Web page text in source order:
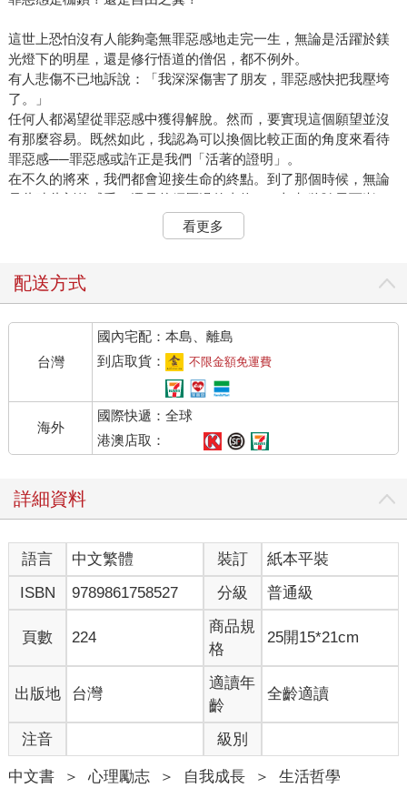
這世上恐怕沒有人能夠毫無罪惡感地走完一生，無論是活躍於鎂
光燈下的明星，還是修行悟道的僧侶，都不例外。
有人悲傷不已地訴說：「我深深傷害了朋友，罪惡感快把我壓垮
了。」
任何人都渴望從罪惡感中獲得解脫。然而，要實現這個願望並沒
有那麼容易。既然如此，我認為可以換個比較正面的角度來看待
罪惡感──罪惡感或許正是我們「活著的證明」。
在不久的將來，我們都會迎接生命的終點。到了那個時候，無論
是此時此刻的感受，還是曾經歷過的事物，一切都將隨風而逝。
這樣想，罪惡感其實也是生命脈動的一部分。比起過著平淡無
奇、毫無情感起伏的人生，內心因悔恨而撕裂成碎片、情感豐富
人之所以產生罪惡感，正是因為「想活得更好」的願望未能如
響，人天生就具有往上爬的欲望。因此，當我們撒了謊、傷害了
他人，或未能回應別人的期待時，便會感到內疚、產生罪惡感，
因為我們知道那不是自己本來想成為的模樣。
但請別忘了，我們「想變得更好」的念頭依舊存在。因此，不該
讓罪惡感成為阻礙自身成長的枷鎖。
一旦陷入自責的螺旋之中，情緒便會產生惡性循環，像滾雪球一
般，越想越不開心，最終把內心壓垮。
在負面的情緒壓垮你之前，請先停下腳步提醒自己：這世上不存
在。
既然如此，我們該怎麼活下去呢？
讓罪惡感從懊悔，轉化為「省思」。思考如何讓這次後悔的經驗
成為成長的養分？如何避免再次重蹈覆轍？禪的智慧能幫助我們
把負面的經驗，轉化為正向的力量。
以下故事正是絕佳的案例。
「因為自己的輕率的發言，為上司造成非常大的麻煩。那次之
後，每當要開口前，我都會刻意停頓一下，思考『這句話講出
來，是否會傷害到對方？』、『對方又會如何解讀？』養成這個
習慣之後，我講起話來變得溫和多了，人際關係也因此獲得了改
善。」
「有段時間，我太過於專注工作，經常忽略了與家人相處的時
間。直到某一天，我因為工作太忙，而錯過了女兒的學校活動，
讓我非常後悔自責。那次經驗讓我重新審視自己，開始留意工作
與生活的平衡。結果，家人之間的關係變得更加緊密，工作也變
看更多
配送方式
台灣
國內宅配：本島、離島
到店取貨：
不限金額免運費
海外
國際快遞：全球
港澳店取：
詳細資料
語言 中文繁體 裝訂
紙本平裝
ISBN
9789861758527 分級 普通級
頁數 224
商品規
格
25開15*21cm
出版地 台灣
適讀年
齡
全齡適讀
注音 級別
中文書 ＞ 心理勵志 ＞ 自我成長 ＞ 生活哲學